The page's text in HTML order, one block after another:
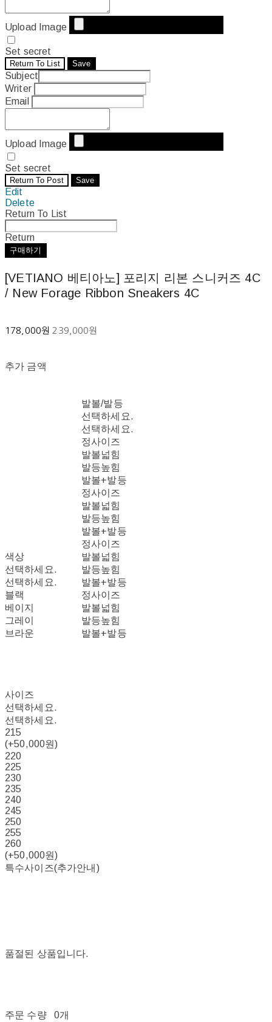
Upload Image
Set secret
Return To List Save
Subject
Writer
Email
Upload Image
Set secret
Return To Post Save
Edit
Delete
Return To List
Return
구매하기
[VETIANO 베티아노] 포리지 리본 스니커즈 4C
/ New Forage Ribbon Sneakers 4C
178,000원 239,000원
추가 금액
색상
선택하세요.
선택하세요.
블랙
베이지
그레이
브라운
발볼/발등
선택하세요.
선택하세요.
정사이즈
발볼넓힘
발등높힘
발볼+발등
정사이즈
발볼넓힘
발등높힘
발볼+발등
정사이즈
발볼넓힘
발등높힘
발볼+발등
정사이즈
발볼넓힘
발등높힘
발볼+발등
사이즈
선택하세요.
선택하세요.
215
(+50,000원)
220
225
230
235
240
245
250
255
260
(+50,000원)
특수사이즈(추가안내)
품절된 상품입니다.
주문 수량 0개